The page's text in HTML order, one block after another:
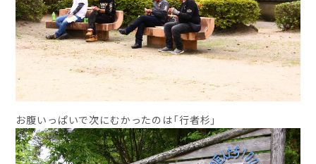
お腹いっぱいで次にむかったのは「行者杉」